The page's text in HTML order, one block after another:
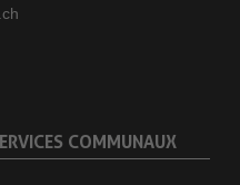
COMMUNAUX